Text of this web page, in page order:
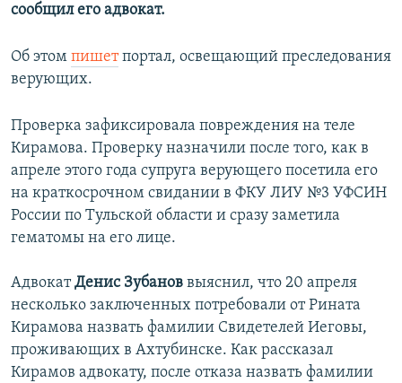
сообщил его адвокат.
Об этом пишетпортал, освещающий преследования
верующих.
Проверка зафиксировала повреждения на теле
Кирамова. Проверку назначили после того, как в
апреле этого года супруга верующего посетила его
на краткосрочном свидании в ФКУ ЛИУ №3 УФСИН
России по Тульской области и сразу заметила
гематомы на его лице.
АдвокатДенис Зубанов выяснил, что 20 апреля
несколько заключенных потребовали от Рината
Кирамова назвать фамилии Свидетелей Иеговы,
проживающих в Ахтубинске. Как рассказал
Кирамов адвокату, после отказа назвать фамилии